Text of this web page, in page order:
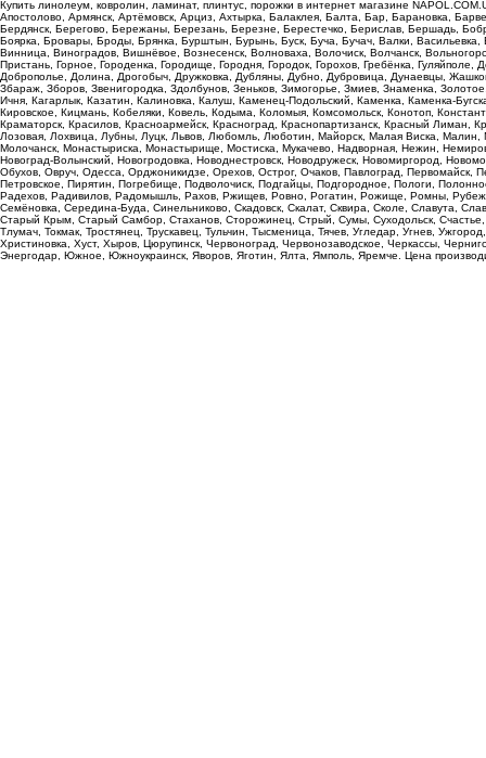
Купить линолеум, ковролин, ламинат, плинтус, порожки в интернет магазине
Апостолово, Армянск, Артёмовск, Арциз, Ахтырка, Балаклея, Балта, Бар, Барановка,
Бердянск, Берегово, Бережаны, Березань, Березне, Берестечко, Берислав, Бершадь,
Боярка, Бровары, Броды, Брянка, Бурштын, Бурынь, Буск, Буча, Бучач, Валки,
Винница, Виноградов, Вишнёвое, Вознесенск, Волноваха, Волочиск, Волчанск,
Пристань, Горное, Городенка, Городище, Городня, Городок, Горохов, Гребёнка,
Доброполье, Долина, Дрогобыч, Дружковка, Дубляны, Дубно, Дубровица, Дунаевцы,
Збараж, Зборов, Звенигородка, Здолбунов, Зеньков, Зимогорье, Змиев, Знаменка,
Ичня, Кагарлык, Казатин, Калиновка, Калуш, Каменец-Подольский, Каменка, Каменка-
Кировское, Кицмань, Кобеляки, Ковель, Кодыма, Коломыя, Комсомольск, Конотоп,
Краматорск, Красилов, Красноармейск, Красноград, Краснопартизанск, Красный Лиман,
Лозовая, Лохвица, Лубны, Луцк, Львов, Любомль, Люботин, Майорск, Малая Виска,
Молочанск, Монастыриска, Монастырище, Мостиска, Мукачево, Надворная, Нежин,
Новоград-Волынский, Новогродовка, Новоднестровск, Новодружеск, Новомиргород,
Обухов, Овруч, Одесса, Орджоникидзе, Орехов, Острог, Очаков, Павлоград,
Петровское, Пирятин, Погребище, Подволочиск, Подгайцы, Подгородное, Пологи,
Радехов, Радивилов, Радомышль, Рахов, Ржищев, Ровно, Рогатин, Рожище, Ромны,
Семёновка, Середина-Буда, Синельниково, Скадовск, Скалат, Сквира, Сколе, Славута,
Старый Крым, Старый Самбор, Стаханов, Сторожинец, Стрый, Сумы, Суходольск, Счастье,
Тлумач, Токмак, Тростянец, Трускавец, Тульчин, Тысменица, Тячев, Угледар, Угнев,
Христиновка, Хуст, Хыров, Цюрупинск, Червоноград, Червонозаводское, Черкассы,
Энергодар, Южное, Южноукраинск, Яворов, Яготин, Ялта, Ямполь, Яремче. Цена